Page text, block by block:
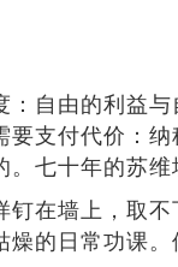
自由的利益与
支付代价：
七十年的苏
墙上，取不
的日常功课